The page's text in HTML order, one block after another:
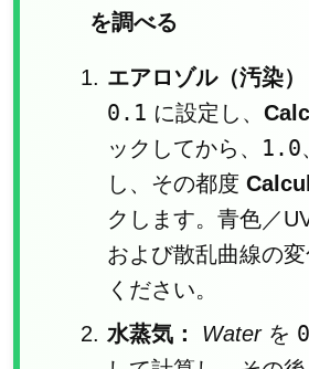
を調べる
エアロゾル（汚染）
0.1 に設定し、
ックしてから、
1.0
し、その都度
クします。青色／
および散乱曲線の
ください。
水蒸気：
Waterを